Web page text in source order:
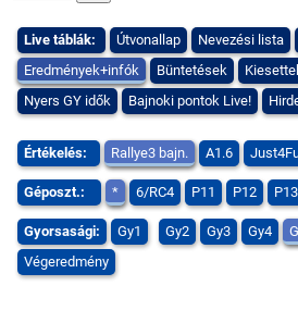
Live táblák: Útvonallap Nevezési lista
Eredmények+infók
Büntetések
Nyers GY idők
Bajnoki pontok Live!
Értékelés: Rallye3 bajn. A1.6
Géposzt.: * 6/RC4 P11 P12 P13
Gyorsasági: Gy1 Gy2 Gy3 Gy4
Végeredmény